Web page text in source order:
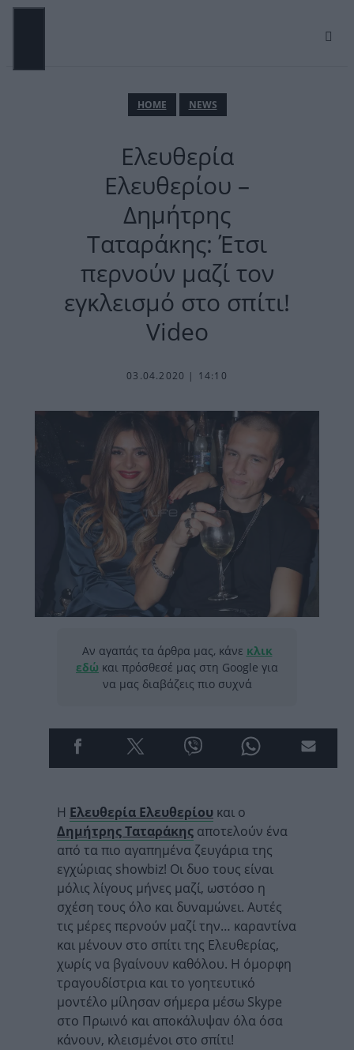
Μετάβαση
ΗΟΜΕ NEWS
Ελευθερία
Ελευθερίου –
Δημήτρης
Ταταράκης: Έτσι
περνούν μαζί τον
εγκλεισμό στο σπίτι!
Video
03.04.2020 | 14:10
Αν αγαπάς τα άρθρα μας, κάνε κλικ
εδώ και πρόσθεσέ μας στη Google για
να μας διαβάζεις πιο συχνά
Η Ελευθερία Ελευθερίου και ο
Δημήτρης Ταταράκης αποτελούν ένα
από τα πιο αγαπημένα ζευγάρια της
εγχώριας showbiz! Οι δυο τους είναι
μόλις λίγους μήνες μαζί, ωστόσο η
σχέση τους όλο και δυναμώνει. Αυτές
τις μέρες περνούν μαζί την… καραντίνα
και μένουν στο σπίτι της Ελευθερίας,
χωρίς να βγαίνουν καθόλου. Η όμορφη
τραγουδίστρια και το γοητευτικό
μοντέλο μίλησαν σήμερα μέσω Skype
στο Πρωινό και αποκάλυψαν όλα όσα
κάνουν, κλεισμένοι στο σπίτι!